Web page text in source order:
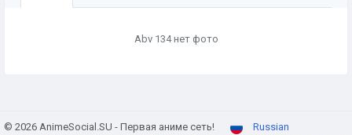
Abv 134 нет фото
© 2026 AnimeSocial.SU - Первая аниме сеть!
Russian